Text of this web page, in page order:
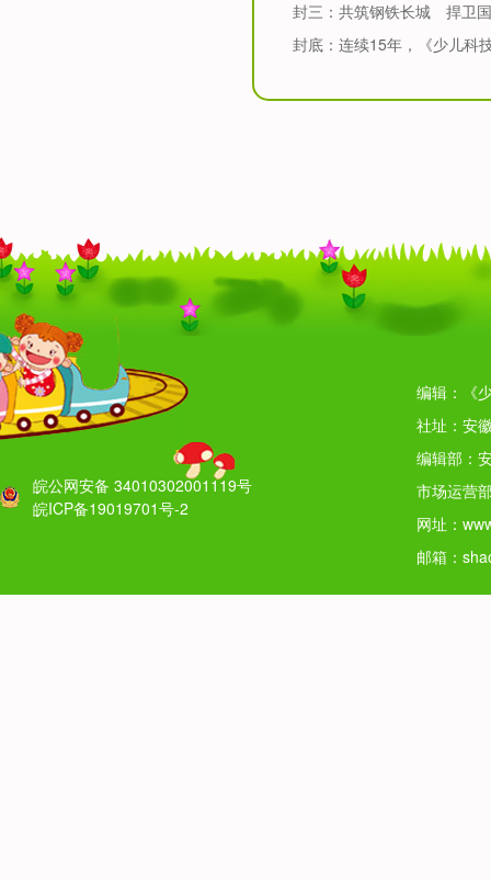
封三：共筑钢铁长城 捍卫
封底：连续15年，《少儿科
皖公网安备 34010302001119号
皖ICP备19019701号-2
编辑：《
社址：安
编辑部：
市场运营
网址：
邮箱：